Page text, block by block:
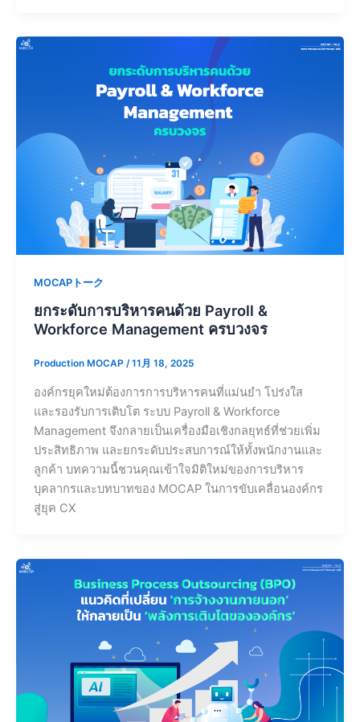
MOCAPトーク
ยกระดับการบริหารคนด้วย Payroll &
Workforce Management ครบวงจร
Production MOCAP /11月 18, 2025
องค์กรยุคใหม่ต้องการการบริหารคนที่แม่นยำ โปร่งใส
และรองรับการเติบโต ระบบ Payroll & Workforce
Management จึงกลายเป็นเครื่องมือเชิงกลยุทธ์ที่ช่วยเพิ่ม
ประสิทธิภาพ และยกระดับประสบการณ์ให้ทั้งพนักงานและ
ลูกค้า บทความนี้ชวนคุณเข้าใจมิติใหม่ของการบริหาร
บุคลากรและบทบาทของ MOCAP ในการขับเคลื่อนองค์กร
สู่ยุค CX